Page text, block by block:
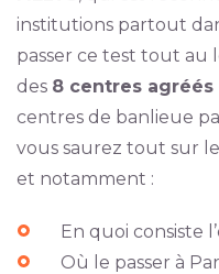
institutions partout
passer ce test tout au
des 8 centres agréés
centres de banlieue
vous saurez tout sur le
et notamment :
En quoi consiste
Où le passer à